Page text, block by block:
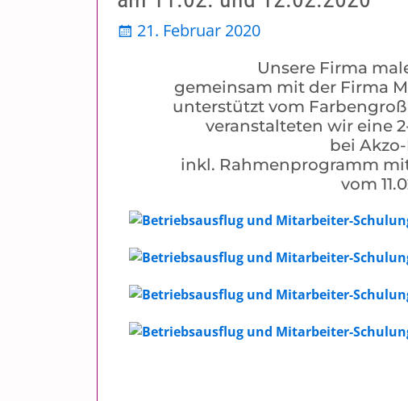
21. Februar 2020
Unsere Firma
gemeinsam mit der Firma
unterstützt vom
veranstalteten wir eine
bei
inkl. Rahmenprogramm
vom